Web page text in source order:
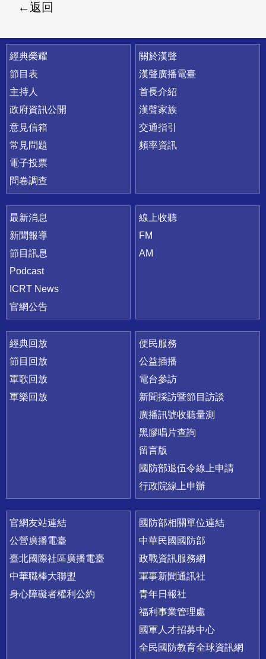
返回
快速連結
經典榮耀
節目表
主持人
政府資訊公開
意見信箱
常見問題
電子投票
問卷調查
關於漢聲
漢聲廣播電臺
首長介紹
漢聲家族
交通指引
頻率資訊
最新消息
新聞報導
節目訊息
Podcast
ICRT News
官網公告
線上收聽
FM
AM
經典回放
節目回放
軍歌回放
軍樂回放
便民服務
公益插播
電台參訪
新聞採訪暨節目訪談
廣播訊號收聽量測
黑膠唱片查詢
留言版
國防部退伍令線上申請
行政院線上申辦
官網友站連結
公營廣播電臺
臺北國際社區廣播電臺
中華職棒大聯盟
身心障礙者權利公約
國防部相關單位連結
中華民國國防部
政戰資訊服務網
軍事新聞通訊社
青年日報社
福利事業管理處
國軍人才招募中心
全民國防教育全球資訊網